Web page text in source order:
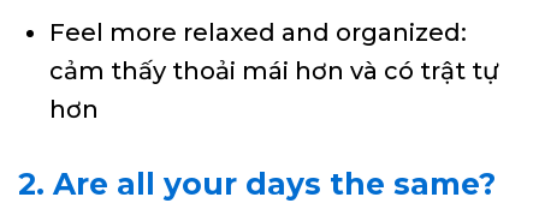
Feel more relaxed and organized:
cảm thấy thoải mái hơn và có trật tự
hơn
2. Are all your days the same?